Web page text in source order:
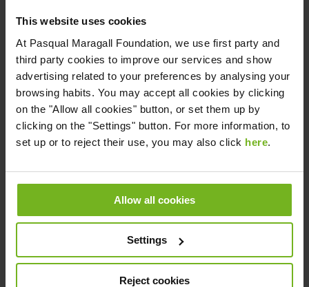
This website uses cookies
At Pasqual Maragall Foundation, we use first party and
third party cookies to improve our services and show
advertising related to your preferences by analysing your
browsing habits. You may accept all cookies by clicking
on the "Allow all cookies" button, or set them up by
clicking on the "Settings" button. For more information, to
set up or to reject their use, you may also click here.
Allow all cookies
Settings
Reject cookies
Descárgate la guía gratis